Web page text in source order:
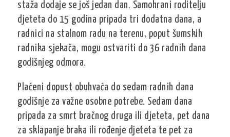
staža dodaje se još jedan dan. Samohrani roditelju
djeteta do 15 godina pripada tri dodatna dana, a
radnici na stalnom radu na terenu, poput šumskih
radnika sjekača, mogu ostvariti do 36 radnih dana
godišnjeg odmora.
Plaćeni dopust obuhvaća do sedam radnih dana
godišnje za važne osobne potrebe. Sedam dana
pripada za smrt bračnog druga ili djeteta, pet dana
za sklapanje braka ili rođenje djeteta te pet za